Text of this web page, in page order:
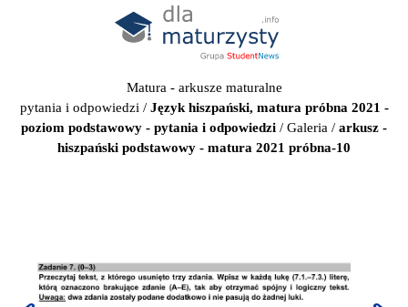
Matura - arkusze maturalne
pytania i odpowiedzi / Język hiszpański, matura próbna 2021 -
poziom podstawowy - pytania i odpowiedzi / Galeria / arkusz -
hiszpański podstawowy - matura 2021 próbna-10